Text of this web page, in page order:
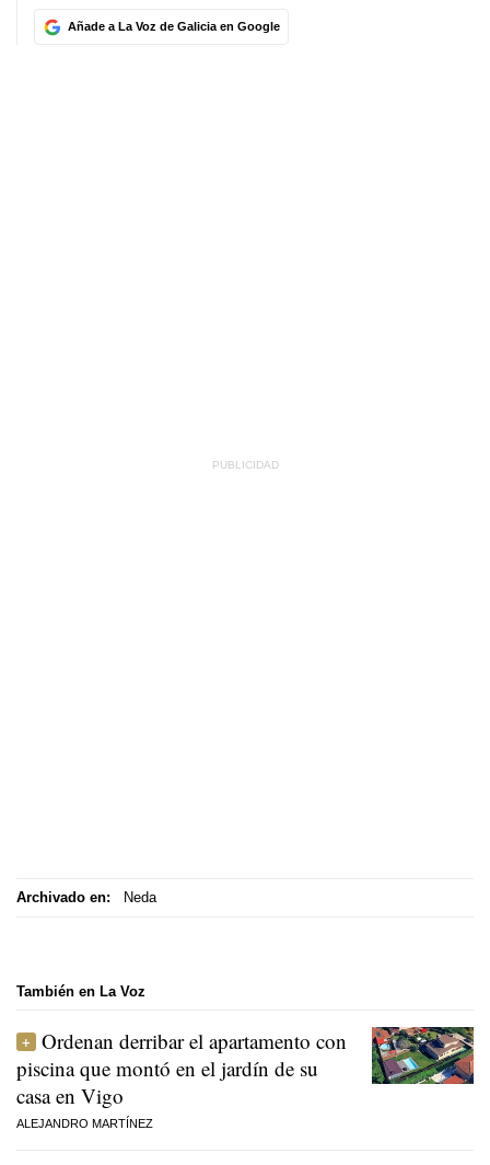
Añade a La Voz de Galicia en Google
Archivado en: Neda
También en La Voz
Ordenan derribar el apartamento con
piscina que montó en el jardín de su
casa en Vigo
ALEJANDRO MARTÍNEZ